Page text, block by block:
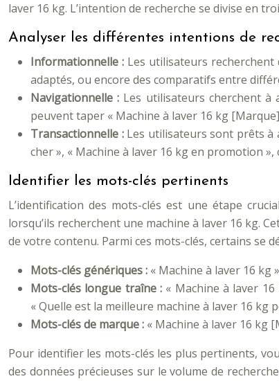
laver 16 kg. L’intention de recherche se divise en
Analyser les différentes intentions de
Informationnelle : Les utilisateurs
adaptés, ou encore des comparatifs entre
Navigationnelle : Les utilisateurs cherchent à
peuvent taper « Machine à laver 16 kg
Transactionnelle : Les utilisateurs sont prêts à
cher », « Machine à laver 16 kg en promotion
Identifier les mots-clés pertinents
L’identification des mots-clés est une étape
lorsqu’ils recherchent une machine à laver 16 kg.
de votre contenu. Parmi ces mots-clés, certains se
Mots-clés génériques : « Machine à laver 16 kg
Mots-clés longue traîne : « Machine à laver
« Quelle est la meilleure machine à laver 16 kg
Mots-clés de marque : « Machine à laver 16 kg
Pour identifier les mots-clés les plus pertinents,
des données précieuses sur le volume de